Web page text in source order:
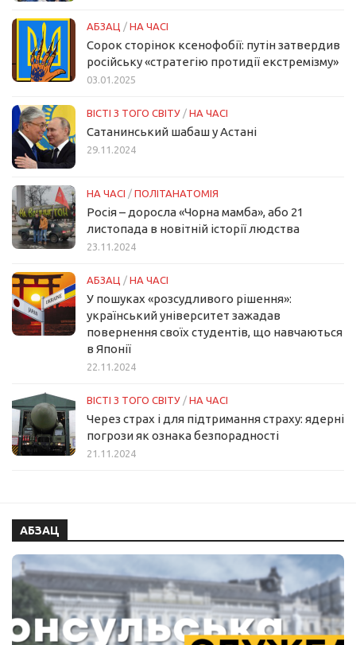
АБЗАЦ / НА ЧАСІ
Сорок сторінок ксенофобії: путін затвердив
російську «стратегію протидії екстремізму»
03.01.2025
ВІСТІ З ТОГО СВІТУ / НА ЧАСІ
Сатанинський шабаш у Астані
29.11.2024
НА ЧАСІ / ПОЛІТАНАТОМІЯ
Росія – доросла «Чорна мамба», або 21
листопада в новітній історії людства
23.11.2024
АБЗАЦ / НА ЧАСІ
У пошуках «розсудливого рішення»:
український університет зажадав
повернення своїх студентів, що навчаються
в Японії
22.11.2024
ВІСТІ З ТОГО СВІТУ / НА ЧАСІ
Через страх і для підтримання страху: ядерні
погрози як ознака безпорадності
21.11.2024
АБЗАЦ